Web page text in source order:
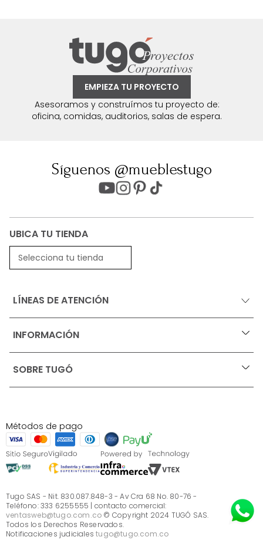
EMPIEZA TU PROYECTO
Asesoramos y construímos tu proyecto de:
oficina, comidas, auditorios, salas de espera.
Síguenos @mueblestugo
UBICA TU TIENDA
Selecciona tu tienda
LÍNEAS DE ATENCIÓN
INFORMACIÓN +
Ofertas vigentes
Términos, condiciones y restricciones para productos
S.A.S
Términos, condiciones y restricciones Tugó S.A.S
Instructivo cuidado de muebles
Sé parte de Tugó
¿Quiénes somos?
Servicio al cliente
SOBRE TUGÓ +
¿Quieres vender en Tugó?
Métodos de pago
Tugo SAS - Nit. 830.087.848-3 - Av Cra 68 No. 80-76 -
Teléfono: 333 6255555 | contacto comercial:
ventasweb@tugo.com.co © Copyright 2024 TUGÓ SAS.
Todos los Derechos Reservados.
Notificaciones judicialestugo@tugo.com.co